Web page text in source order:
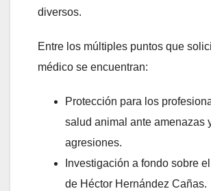
diversos.
Entre los múltiples puntos que
médico se encuentran:
Protección para los
salud animal ante amenazas
agresiones.
Investigación a fondo sobre
de Héctor Hernández Cañas.